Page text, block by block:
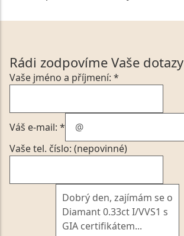
Rádi zodpovíme Vaše dotazy
Vaše jméno a příjmení: *
Váš e-mail: *
Vaše tel. číslo: (nepovinné)